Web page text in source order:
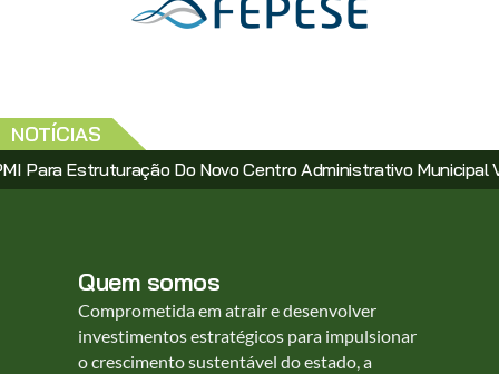
NOTÍCIAS
Do Novo Centro Administrativo Municipal Via PPP
Quem somos
Comprometida em atrair e desenvolver
investimentos estratégicos para impulsionar
o crescimento sustentável do estado, a